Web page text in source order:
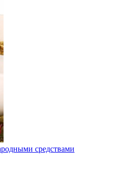
средствами